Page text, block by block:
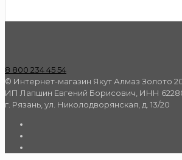
8 800 234 45 54
© Интернет-магазин Якут Алмаз Золото
ИП Лапшин Евгений Борисович, ИНН
г. Рязань, ул. Николодворянская, д. 13/20